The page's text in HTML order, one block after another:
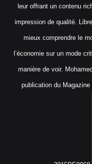
leur offrant un contenu
impression de qualité.
mieux comprendre le
l’économie sur un mode
manière de voir.
publication du